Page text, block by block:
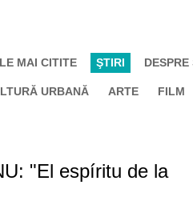
MAI CITITE ŞTIRI DESPRE
URBANĂ ARTE FILM
"El espíritu de la